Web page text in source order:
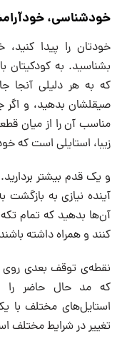
خودشناسی،
خودتان را پیدا
بشناسید. به کودکیتان
که به هر دلیلی آنجا
صیقلشان بدهید، و اگر
مناسب آن را از میان
زیبا، استایلی است که
و یک قدم بیشتر
آینده نیازی به بازگشت
آن‌ها بدهید که تمام
کنند و همراه داشته
نقطه‌ی توقف بعدی روی
که مد حال حاضر را
استایل‌های مختلف با
تغییر در شرایط مختلف